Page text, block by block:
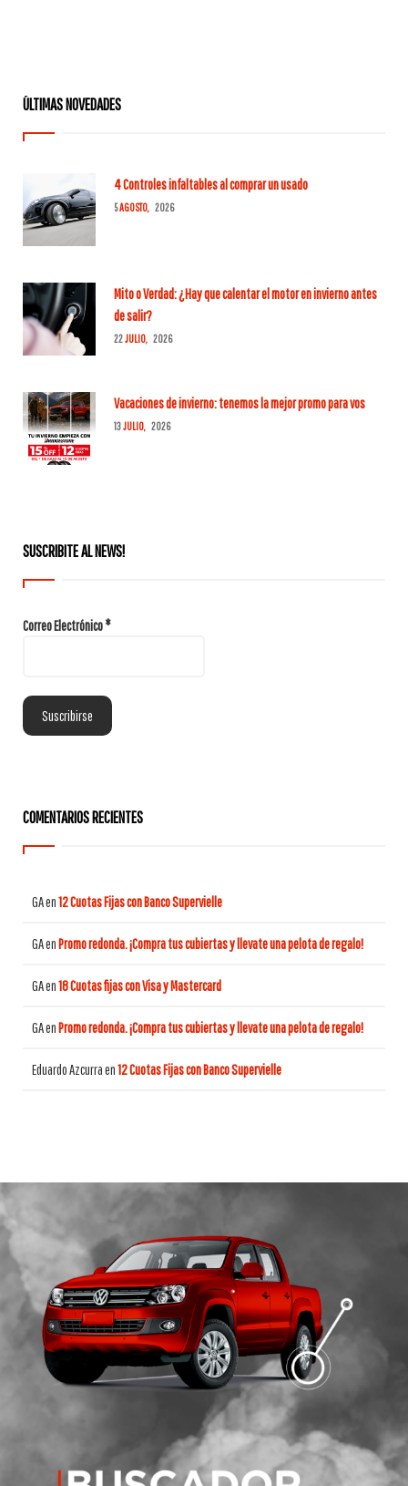
ÚLTIMAS NOVEDADES
4 Controles infaltables al comprar un usado
5AGOSTO, 2026
Mito o Verdad: ¿Hay que calentar el motor en invierno antes
de salir?
22JULIO, 2026
Vacaciones de invierno: tenemos la mejor promo para vos
13JULIO, 2026
SUSCRIBITE AL NEWS!
Correo Electrónico*
COMENTARIOS RECIENTES
GAen12 Cuotas Fijas con Banco Supervielle
GAenPromo redonda. ¡Compra tus cubiertas y llevate una pelota de regalo!
GAen18 Cuotas fijas con Visa y Mastercard
GAenPromo redonda. ¡Compra tus cubiertas y llevate una pelota de regalo!
Eduardo Azcurraen12 Cuotas Fijas con Banco Supervielle